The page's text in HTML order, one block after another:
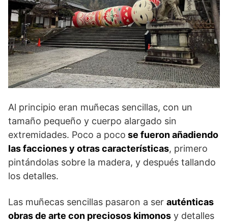
Al principio eran muñecas sencillas, con un
tamaño pequeño y cuerpo alargado sin
extremidades. Poco a poco se fueron añadiendo
las facciones y otras características, primero
pintándolas sobre la madera, y después tallando
los detalles.
Las muñecas sencillas pasaron a ser auténticas
obras de arte con preciosos kimonos y detalles